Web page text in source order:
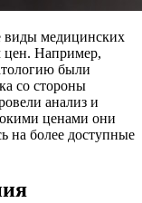
виды медицинских
цен. Например,
были
со стороны
анализ и
ценами они
на более доступные